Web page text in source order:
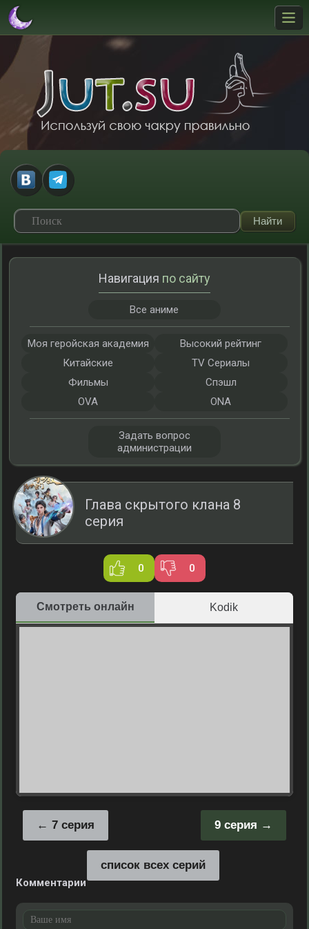
Глава скрытого клана 8
серия
0 0
Смотреть онлайн Kodik
9 серия
7 серия
список всех серий
Комментарии
Навигация по сайту
Все аниме
Моя геройская академия
Высокий рейтинг
Китайские
TV Сериалы
Фильмы
Спэшл
OVA
ONA
Задать вопрос
администрации